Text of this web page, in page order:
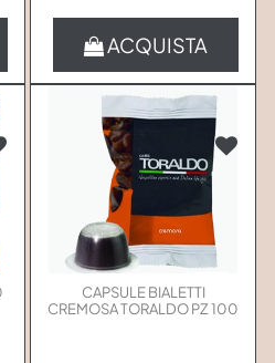
ACQUISTA
CAPSULE BIALETTI
CREMOSA TORALDO PZ 100